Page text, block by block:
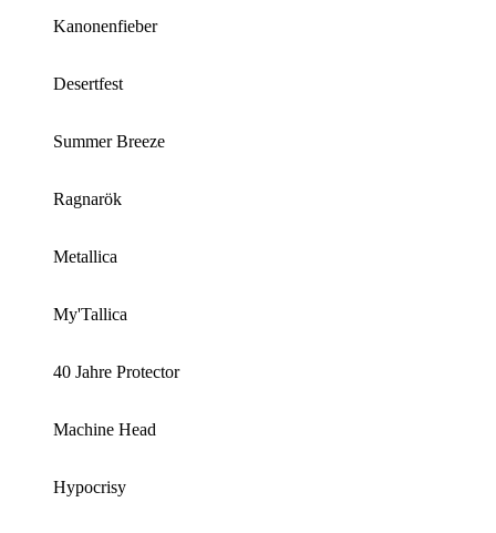
Kanonenfieber
Desertfest
Summer Breeze
Ragnarök
Metallica
My'Tallica
40 Jahre Protector
Machine Head
Hypocrisy